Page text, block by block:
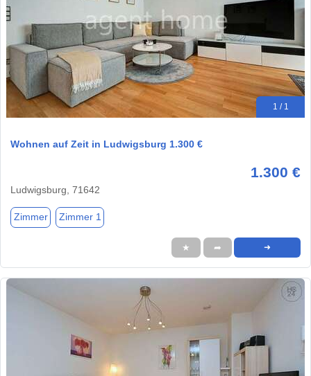
1 / 1
Wohnen auf Zeit in Ludwigsburg 1.300 €
1.300 €
Ludwigsburg, 71642
Zimmer Zimmer 1
★ ➦ ➜